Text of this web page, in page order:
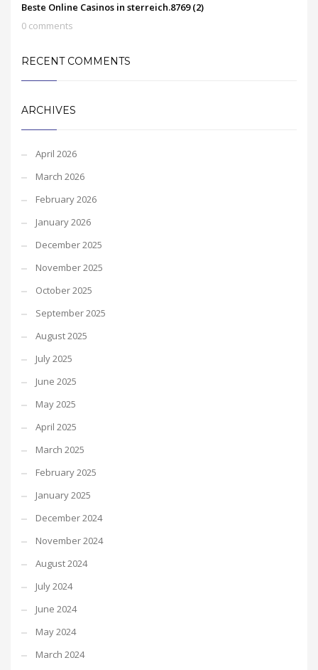
Beste Online Casinos in sterreich.8769 (2)
0 comments
RECENT COMMENTS
ARCHIVES
April 2026
March 2026
February 2026
January 2026
December 2025
November 2025
October 2025
September 2025
August 2025
July 2025
June 2025
May 2025
April 2025
March 2025
February 2025
January 2025
December 2024
November 2024
August 2024
July 2024
June 2024
May 2024
March 2024